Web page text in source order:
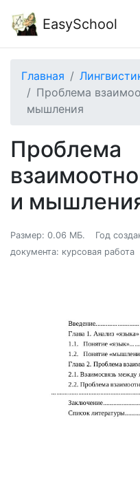
EasySchool
Главная
Проблема
мышления
Проблема
и
Размер: 0.06 МБ. Год
документа: курсовая работа